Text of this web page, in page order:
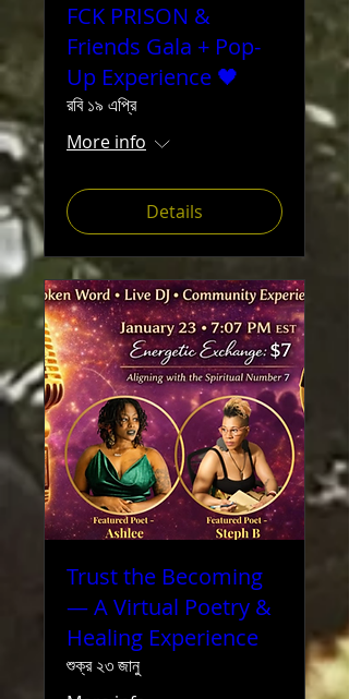
FCK PRISON &
Friends Gala + Pop-
Up Experience 🖤
রবি ১৯ এপ্রি
More info
Details
Trust the Becoming
— A Virtual Poetry &
Healing Experience
শুক্র ২৩ জানু